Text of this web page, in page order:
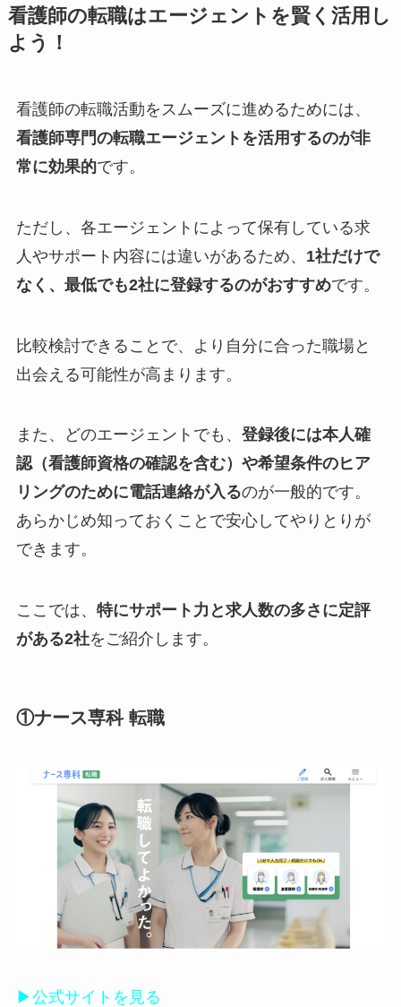
看護師の転職はエージェントを賢く活用し
よう！
看護師の転職活動をスムーズに進めるためには、
看護師専門の転職エージェントを活用するのが非
常に効果的です。
ただし、各エージェントによって保有している求
人やサポート内容には違いがあるため、 1社だけで
なく、最低でも2社に登録するのがおすすめです。
比較検討できることで、より自分に合った職場と
出会える可能性が高まります。
また、どのエージェントでも、 登録後には本人確
認（看護師資格の確認を含む）や希望条件のヒア
リングのために電話連絡が入るのが一般的です。
あらかじめ知っておくことで安心してやりとりが
できます。
ここでは、 特にサポート力と求人数の多さに定評
がある2社をご紹介します。
①ナース専科 転職
▶公式サイトを見る